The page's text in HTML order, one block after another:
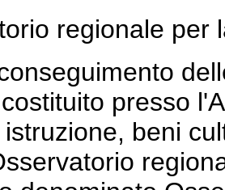
regionale per
presso
beni